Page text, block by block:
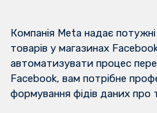
Компанія Meta надає
товарів у магазинах
автоматизувати процес
Facebook, вам потрібне
формування фідів даних про